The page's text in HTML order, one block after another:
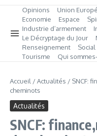
Opinions Union
Economie
Espace
Industrie d’armement
Le Décryptage du Jour
Renseignement
Social
Tourisme
Qui
Accueil /Actualités / SNCF:
cheminots
Actualités
SNCF: